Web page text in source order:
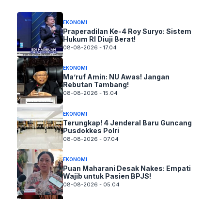
EKONOMI
Praperadilan Ke-4 Roy Suryo: Sistem
Hukum RI Diuji Berat!
08-08-2026 - 17.04
EKONOMI
Ma’ruf Amin: NU Awas! Jangan
Rebutan Tambang!
08-08-2026 - 15.04
EKONOMI
Terungkap! 4 Jenderal Baru Guncang
Pusdokkes Polri
08-08-2026 - 07.04
EKONOMI
Puan Maharani Desak Nakes: Empati
Wajib untuk Pasien BPJS!
08-08-2026 - 05.04